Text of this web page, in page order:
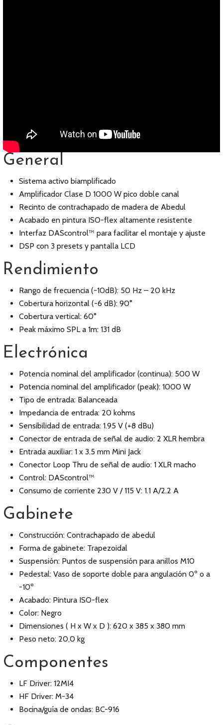
General
Sistema activo biamplificado
Amplificador Clase D 1000 W pico doble canal
Recinto de contrachapado de madera de Abedul
Acabado en pintura ISO-flex altamente resistente
Interfaz DAScontrol™ para facilitar el montaje y ajuste
DSP con 3 presets y pantalla LCD
Rendimiento
Rango de frecuencia (-10dB): 50 Hz – 20 kHz
Cobertura horizontal (-6 dB): 90°
Cobertura vertical: 60°
Peak máximo SPL a 1m: 131 dB
Electrónica
Potencia nominal del amplificador (continua): 500 W
Potencia nominal del amplificador (peak): 1000 W
Tipo de entrada: Balanceada
Impedancia de entrada: 20 kohms
Sensibilidad de entrada: 1.95 V (+8 dBu)
Conector de entrada de señal de audio: 2 XLR hembra
Entrada auxiliar: 1 x 3.5 mm Mini Jack
Conector Loop Thru de señal de audio: 1 XLR macho
Control: DAScontrol™
Consumo de corriente 230 V / 115 V: 1.1 A/2.2 A
Gabinete
Construcción: Contrachapado de abedul
Forma de gabinete: Trapezoidal
Suspensión: Puntos de suspensión para anillos M10
Pedestal: Vaso de soporte doble para angulación 0º o a
-10º
Acabado: Pintura ISO-flex
Color: Negro
Dimensiones ( H x W x D ): 620 x 385 x 380 mm
Peso neto: 20,0 kg
Componentes
LF Driver: 12MI4
HF Driver: M-34
Bocina/guía de ondas: BC-916